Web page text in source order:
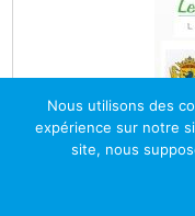
Nous utilisons des
expérience sur notre
site, nous